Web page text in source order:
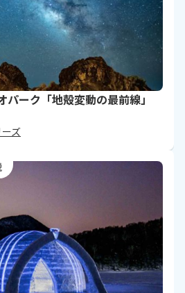
ーク「地殻変動の最前線」
ズ